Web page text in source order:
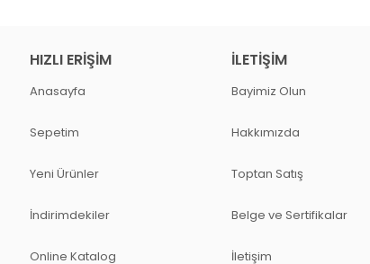
HIZLI ERIŞIM
Anasayfa
Sepetim
Yeni Ürünler
İndirimdekiler
Online Katalog
İLETIŞIM
Bayimiz Olun
Hakkımızda
Toptan Satış
Belge ve Sertifikalar
İletişim